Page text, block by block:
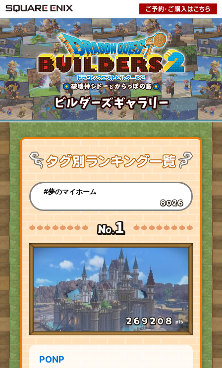
#夢のマイホーム
pts
PONP